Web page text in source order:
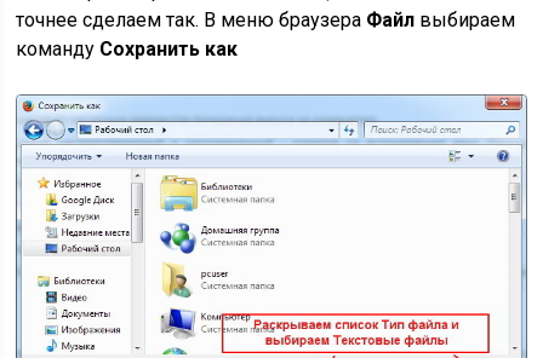
точнее сделаем так. В меню браузера Файл выбираем
команду Сохранить как